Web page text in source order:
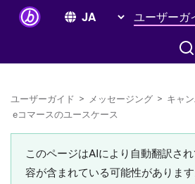
ユーザーガ
すべ
ユーザーガイド > メッセージング > キャ
eコマースのユースケース
このページはAIにより自動翻訳さ
容が含まれている可能性がありま